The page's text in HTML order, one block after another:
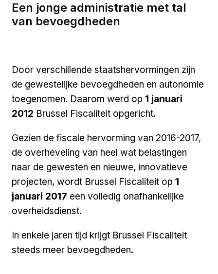
Een jonge administratie met tal
van bevoegdheden
Door verschillende staatshervormingen zijn
de gewestelijke bevoegdheden en autonomie
toegenomen. Daarom werd op 1 januari
2012 Brussel Fiscaliteit opgericht.
Gezien de fiscale hervorming van 2016-2017,
de overheveling van heel wat belastingen
naar de gewesten en nieuwe, innovatieve
projecten, wordt Brussel Fiscaliteit op 1
januari 2017 een volledig onafhankelijke
overheidsdienst.
In enkele jaren tijd krijgt Brussel Fiscaliteit
steeds meer bevoegdheden.